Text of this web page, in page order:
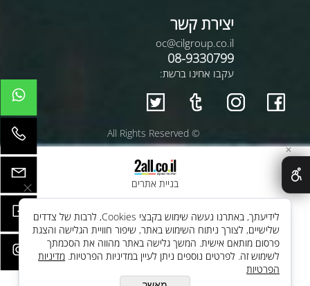
יצירת קשר
oc@cilgroup.co.il
08-9330799
עקבו אחינו ברשת:
© All Rights Reserved
בניית אתרים
✕
לידיעתך, באתרנו נעשה שימוש בקבצי Cookies, לרבות של צדדים
שלישיים, לצורך ניתוח השימוש באתר, שיפור חוויית הגלישה והצגת
פרסום מותאם אישית. המשך גלישה באתר מהווה את הסכמתך
לשימוש זה. לפרטים נוספים ניתן לעיין במדיניות הפרטיות. מדיניות
הפרטיות